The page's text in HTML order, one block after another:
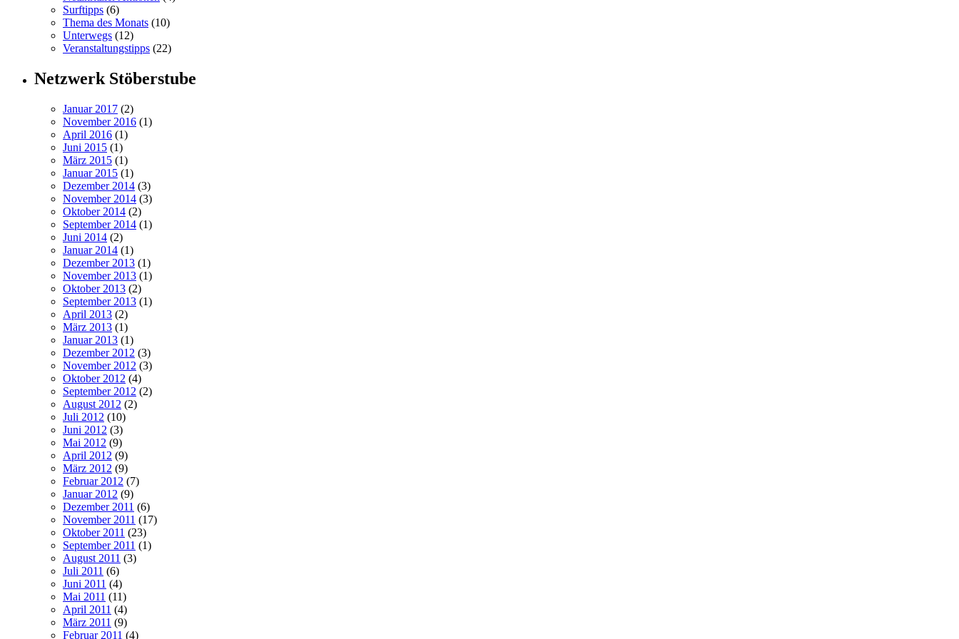
Surftipps (6)
Thema des Monats (10)
Unterwegs (12)
Veranstaltungstipps (22)
Netzwerk Stöberstube
Januar 2017 (2)
November 2016 (1)
April 2016 (1)
Juni 2015 (1)
März 2015 (1)
Januar 2015 (1)
Dezember 2014 (3)
November 2014 (3)
Oktober 2014 (2)
September 2014 (1)
Juni 2014 (2)
Januar 2014 (1)
Dezember 2013 (1)
November 2013 (1)
Oktober 2013 (2)
September 2013 (1)
April 2013 (2)
März 2013 (1)
Januar 2013 (1)
Dezember 2012 (3)
November 2012 (3)
Oktober 2012 (4)
September 2012 (2)
August 2012 (2)
Juli 2012 (10)
Juni 2012 (3)
Mai 2012 (9)
April 2012 (9)
März 2012 (9)
Februar 2012 (7)
Januar 2012 (9)
Dezember 2011 (6)
November 2011 (17)
Oktober 2011 (23)
September 2011 (1)
August 2011 (3)
Juli 2011 (6)
Juni 2011 (4)
Mai 2011 (11)
April 2011 (4)
März 2011 (9)
Februar 2011 (4)